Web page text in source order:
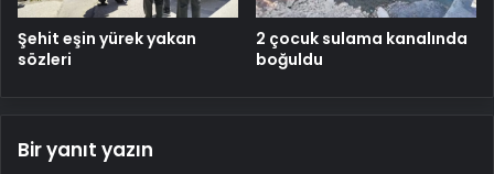
Şehit eşin yürek yakan
sözleri
2 çocuk sulama kanalında
boğuldu
Bir yanıt yazın